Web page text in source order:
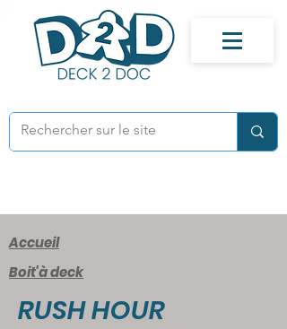
Accueil
Boit'à deck
RUSH HOUR